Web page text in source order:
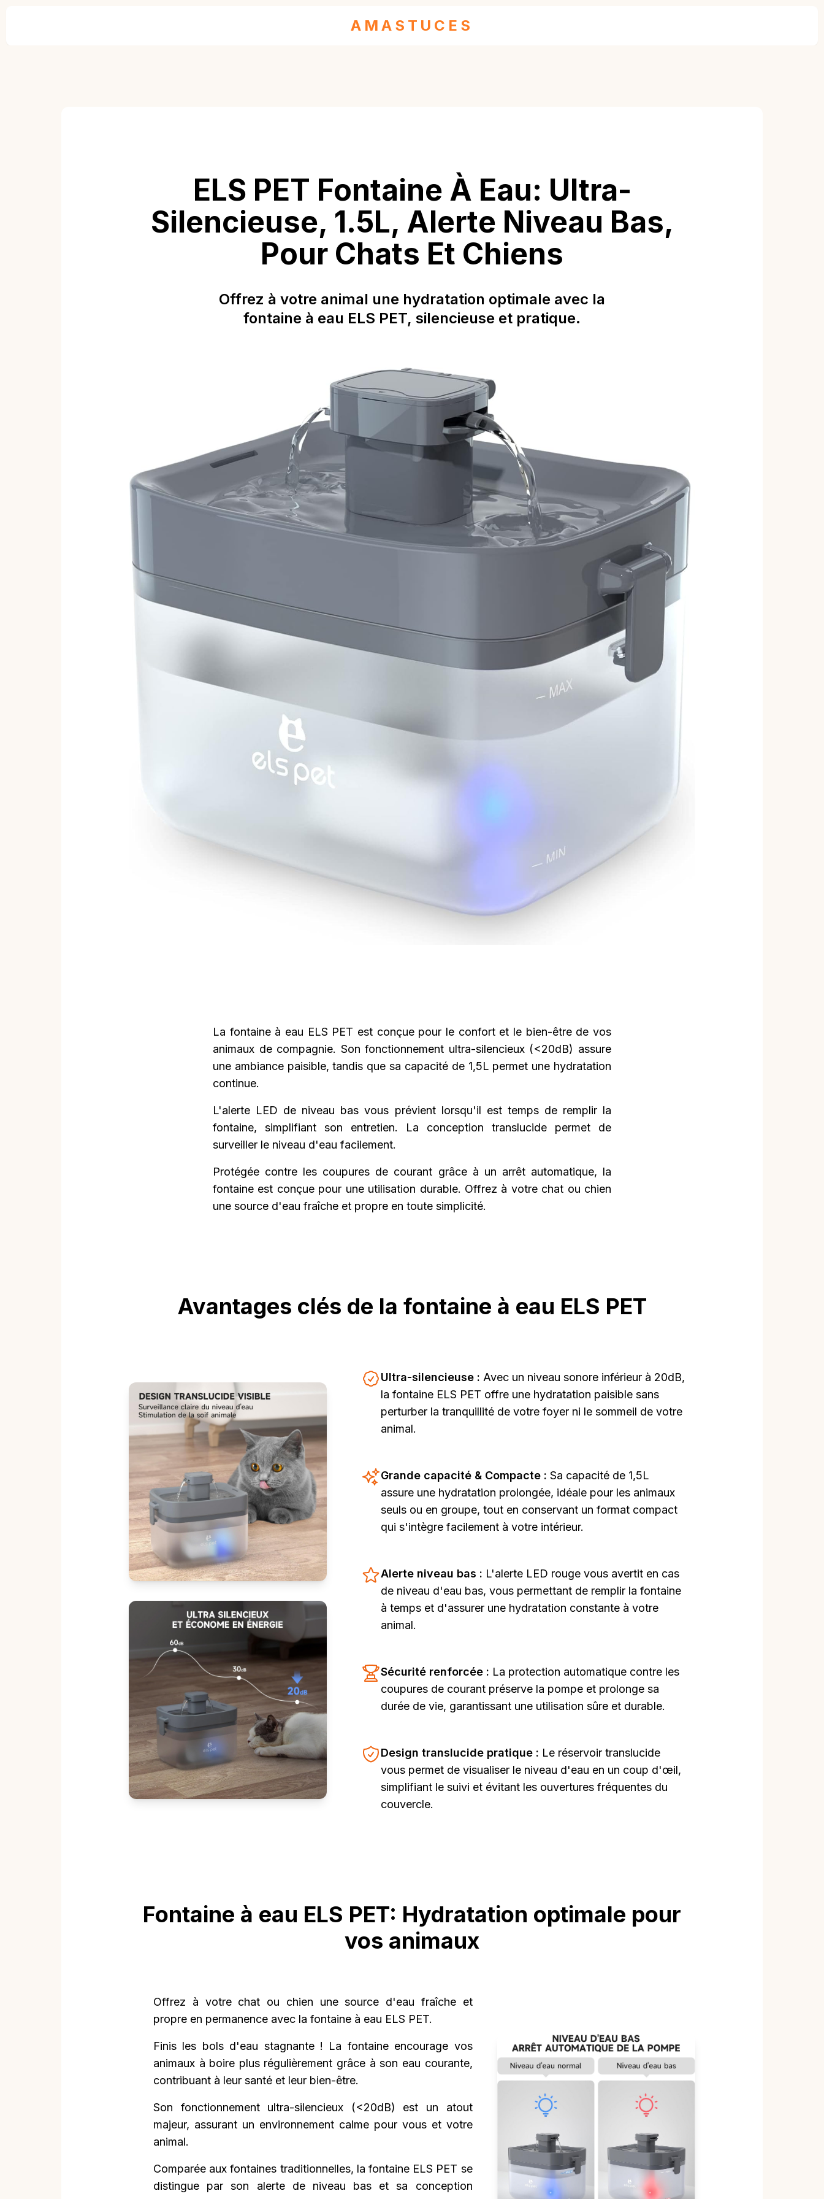
AMASTUCES
ELS PET Fontaine À Eau: Ultra-
Silencieuse, 1.5L, Alerte Niveau Bas,
Pour Chats Et Chiens
Offrez à votre animal une hydratation optimale avec la
fontaine à eau ELS PET, silencieuse et pratique.
La fontaine à eau ELS PET est conçue pour le confort et le bien-être de vos
animaux de compagnie. Son fonctionnement ultra-silencieux (<20dB) assure
une ambiance paisible, tandis que sa capacité de 1,5L permet une hydratation
continue.
L'alerte LED de niveau bas vous prévient lorsqu'il est temps de remplir la
fontaine, simplifiant son entretien. La conception translucide permet de
surveiller le niveau d'eau facilement.
Protégée contre les coupures de courant grâce à un arrêt automatique, la
fontaine est conçue pour une utilisation durable. Offrez à votre chat ou chien
une source d'eau fraîche et propre en toute simplicité.
Avantages clés de la fontaine à eau ELS PET
Ultra-silencieuse : Avec un niveau sonore inférieur à 20dB,
la fontaine ELS PET offre une hydratation paisible sans
perturber la tranquillité de votre foyer ni le sommeil de votre
animal.
Grande capacité & Compacte :Sa capacité de 1,5L
assure une hydratation prolongée, idéale pour les animaux
seuls ou en groupe, tout en conservant un format compact
qui s'intègre facilement à votre intérieur.
Alerte niveau bas : L'alerte LED rouge vous avertit en cas
de niveau d'eau bas, vous permettant de remplir la fontaine
à temps et d'assurer une hydratation constante à votre
animal.
Sécurité renforcée : La protection automatique contre les
coupures de courant préserve la pompe et prolonge sa
durée de vie, garantissant une utilisation sûre et durable.
Design translucide pratique : Le réservoir translucide
vous permet de visualiser le niveau d'eau en un coup d'œil,
simplifiant le suivi et évitant les ouvertures fréquentes du
couvercle.
Fontaine à eau ELS PET: Hydratation optimale pour
vos animaux
Offrez à votre chat ou chien une source d'eau fraîche et
propre en permanence avec la fontaine à eau ELS PET.
Finis les bols d'eau stagnante ! La fontaine encourage vos
animaux à boire plus régulièrement grâce à son eau courante,
contribuant à leur santé et leur bien-être.
Son fonctionnement ultra-silencieux (<20dB) est un atout
majeur, assurant un environnement calme pour vous et votre
animal.
Comparée aux fontaines traditionnelles, la fontaine ELS PET se
distingue par son alerte de niveau bas et sa conception